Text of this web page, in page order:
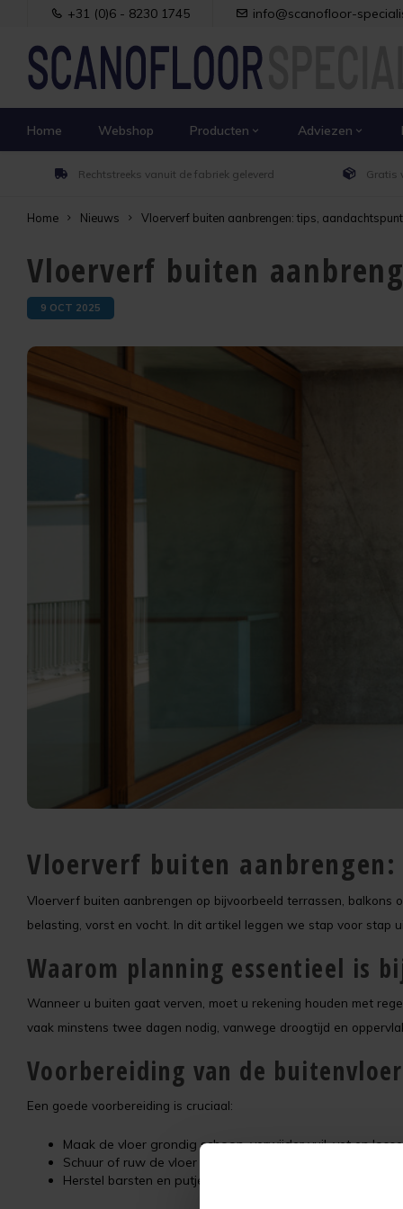
+31 (0)6 - 8230 1745 info@scanofloor-
Home Webshop Producten Adviezen
Rechtstreeks vanuit de fabriek geleverd Gratis
Home Nieuws Vloerverf buiten aanbrengen: tips,
Vloerverf buiten
9 OCT 2025
Vloerverf buiten
Vloerverf buiten aanbrengen op bijvoorbeeld terrassen,
belasting, vorst en vocht. In dit artikel leggen we stap voor stap
Waarom planning essentieel is
Wanneer u buiten gaat verven, moet u rekening houden met
vaak minstens twee dagen nodig, vanwege droogtijd en
Voorbereiding van de buitenvloer
Een goede voorbereiding is cruciaal:
Maak de vloer grondig schoon, verwijder vuil, vet en
Schuur of ruw de vloer op indien de ondergrond te glad
Herstel barsten en putjes met geschikt vulmateriaal